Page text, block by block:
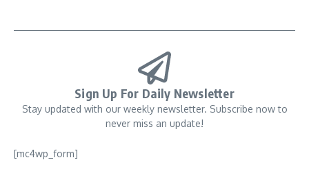
Sign Up For Daily Newsletter
Stay updated with our weekly newsletter. Subscribe now to
never miss an update!
[mc4wp_form]